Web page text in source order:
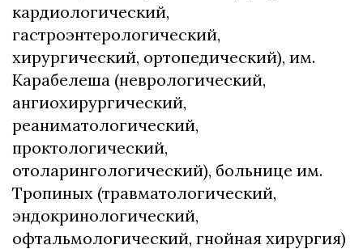
кардиологический,
гастроэнтерологический,
хирургический, ортопедический), им.
Карабелеша (неврологический,
ангиохирургический,
реаниматологический,
проктологический,
отоларингологический), больнице им.
Тропиных (травматологический,
эндокринологический,
офтальмологический, гнойная хирургия)